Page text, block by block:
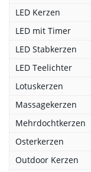
LED Kerzen
LED mit Timer
LED Stabkerzen
LED Teelichter
Lotuskerzen
Massagekerzen
Mehrdochtkerzen
Osterkerzen
Outdoor Kerzen